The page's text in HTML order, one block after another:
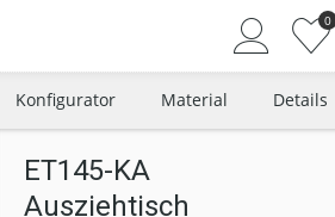
Angemeldet bleiben
0
Konfigurator Material Details
ET145-KA
Ausziehtisch